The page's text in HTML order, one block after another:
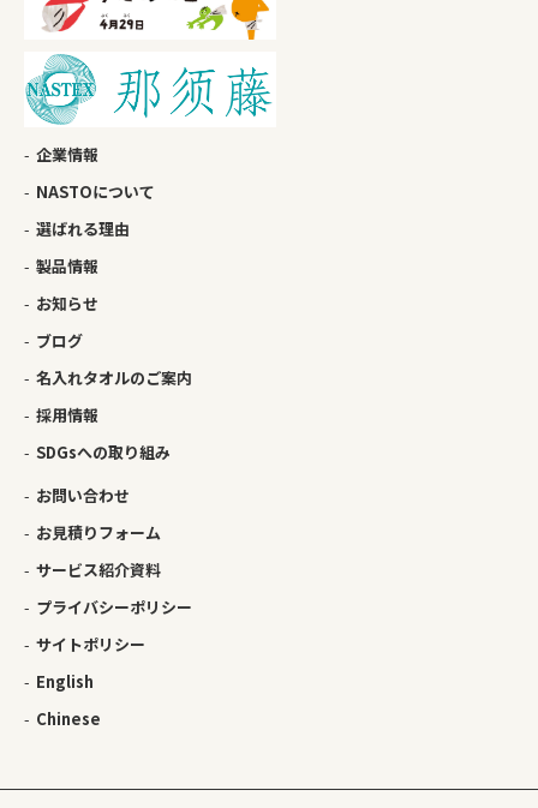
企業情報
NASTOについて
選ばれる理由
製品情報
お知らせ
ブログ
名入れタオルのご案内
採用情報
SDGsへの取り組み
お問い合わせ
お見積りフォーム
サービス紹介資料
プライバシーポリシー
サイトポリシー
English
Chinese